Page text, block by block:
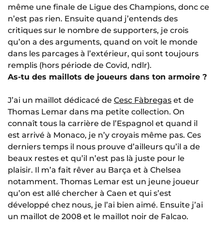
même une finale de Ligue des Champions, donc ce
n’est pas rien. Ensuite quand j’entends des
critiques sur le nombre de supporters, je crois
qu’on a des arguments, quand on voit le monde
dans les parcages à l’extérieur, qui sont toujours
remplis (hors période de Covid, ndlr).
As-tu des maillots de joueurs dans ton armoire ?
J’ai un maillot dédicacé de Cesc Fàbregas et de
Thomas Lemar dans ma petite collection. On
connaît tous la carrière de l’Espagnol et quand il
est arrivé à Monaco, je n’y croyais même pas. Ces
derniers temps il nous prouve d’ailleurs qu’il a de
beaux restes et qu’il n’est pas là juste pour le
plaisir. Il m’a fait rêver au Barça et à Chelsea
notamment. Thomas Lemar est un jeune joueur
qu’on est allé chercher à Caen et qui s’est
développé chez nous, je l’ai bien aimé. Ensuite j’ai
un maillot de 2008 et le maillot noir de Falcao.